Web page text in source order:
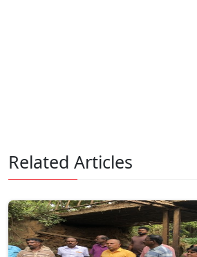
Related Articles